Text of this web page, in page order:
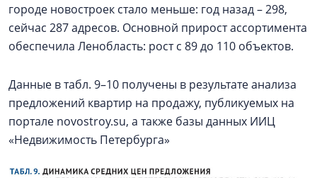
городе новостроек стало меньше: год назад – 298,
сейчас 287 адресов. Основной прирост ассортимента
обеспечила Ленобласть: рост с 89 до 110 объектов.
Данные в табл. 9–10 получены в результате анализа
предложений квартир на продажу, публикуемых на
портале novostroy.su, а также базы данных ИИЦ
«Недвижимость Петербурга»